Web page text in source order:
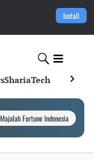
Install
ShariaTech
Majalah Fortune Indonesia